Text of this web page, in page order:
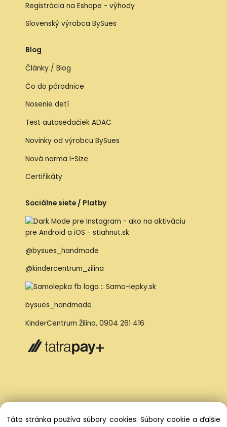
Registrácia na Eshope - výhody
Slovenský výrobca BySues
Blog
Články / Blog
Čo do pôrodnice
Nosenie detí
Test autosedačiek ADAC
Novinky od výrobcu BySues
Nová norma I-Size
Certifikáty
Sociálne siete / Platby
@bysues_handmade
@kindercentrum_zilina
bysues_handmade
KinderCentrum Žilina, 0904 261 416
Táto stránka používa súbory cookies. Súbory cookie a ďalšie